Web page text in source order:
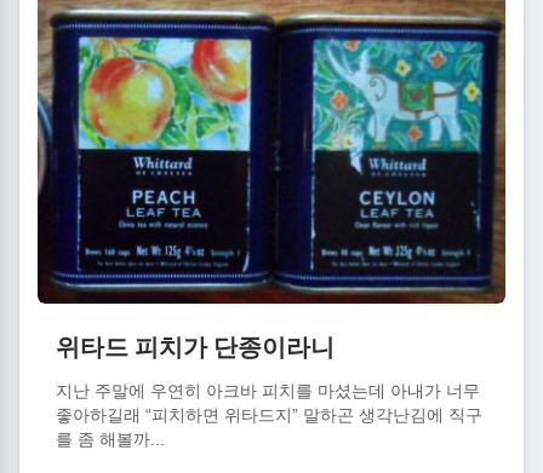
위타드 피치가 단종이라니
지난 주말에 우연히 아크바 피치를 마셨는데 아내가 너무
좋아하길래 “피치하면 위타드지” 말하곤 생각난김에 직구
를 좀 해볼까...